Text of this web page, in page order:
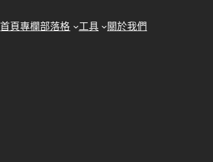
首頁專欄部落格 工具 關於我們